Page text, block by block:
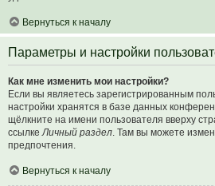
Вернуться к началу
Параметры и настройки
Как мне изменить мои настройки?
Если вы являетесь зарегистрированным
настройки хранятся в базе данных
щёлкните на имени пользователя вверху
ссылкеЛичный раздел. Там вы можете
предпочтения.
Вернуться к началу